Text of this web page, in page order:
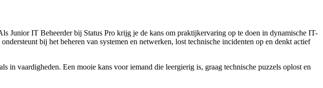
Junior IT Beheerder bij Status Pro krijg je de kans om praktijkervaring op te doen in dynamische IT-
bij het beheren van systemen en netwerken, lost technische incidenten op en denkt actief
vaardigheden. Een mooie kans voor iemand die leergierig is, graag technische puzzels oplost en